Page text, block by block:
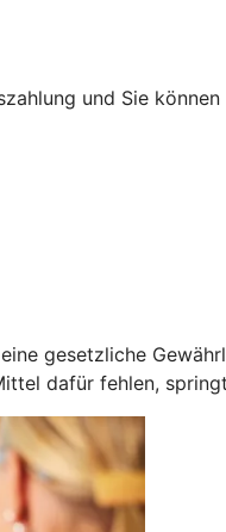
und Sie
gesetzliche
dafür fehlen,